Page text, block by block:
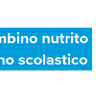
nutrito
scolastico